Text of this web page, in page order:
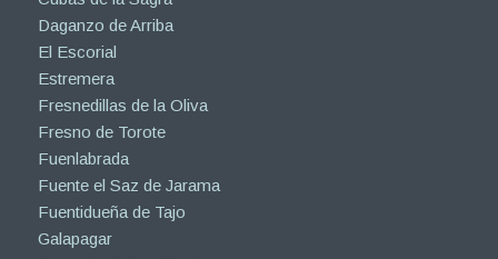
Daganzo de Arriba
El Escorial
Estremera
Fresnedillas de la Oliva
Fresno de Torote
Fuenlabrada
Fuente el Saz de Jarama
Fuentidueña de Tajo
Galapagar